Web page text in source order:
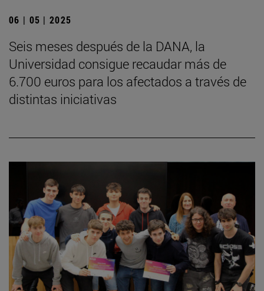
06 | 05 | 2025
Seis meses después de la DANA, la
Universidad consigue recaudar más de
6.700 euros para los afectados a través de
distintas iniciativas